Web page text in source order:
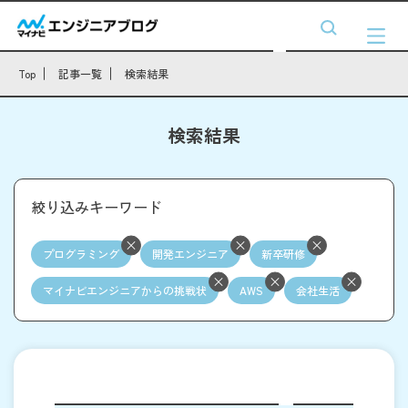
Top 記事一覧 検索結果
検索結果
絞り込みキーワード
プログラミング 開発エンジニア 新卒研修
マイナビエンジニアからの挑戦状 AWS 会社生活